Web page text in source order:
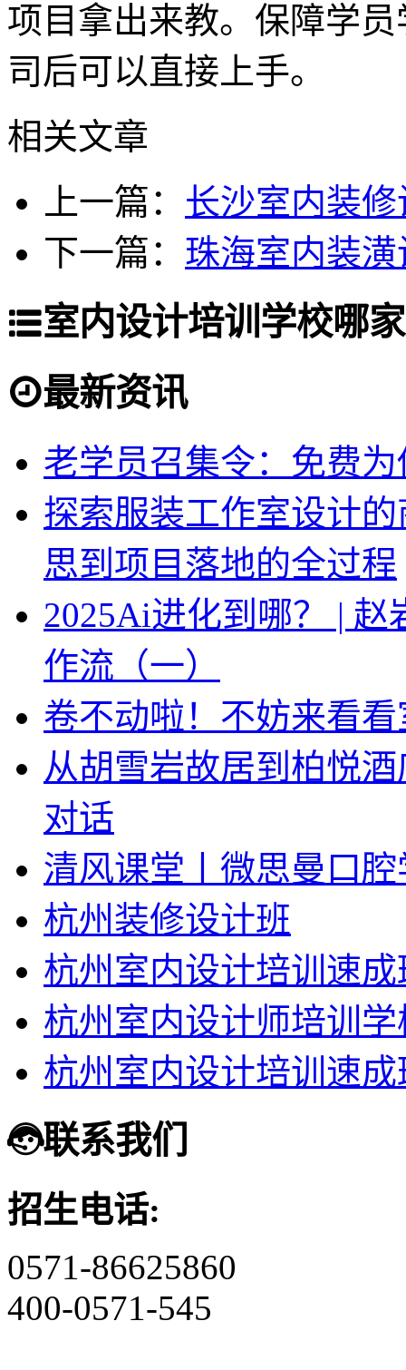
项目拿出来教。保障学
司后可以直接上手。
相关文章
上一篇： 长沙室内装
下一篇： 珠海室内装
室内设计培训学校哪
最新资讯
老学员召集令：免费
探索服装工作室设计
思到项目落地的全过程
2025Ai进化到哪？ |
作流（一）
卷不动啦！不妨来看
从胡雪岩故居到柏悦
对话
清风课堂丨微思曼口
杭州装修设计班
杭州室内设计培训速成
杭州室内设计师培训
杭州室内设计培训速成
联系我们
招生电话:
0571-86625860
400-0571-545